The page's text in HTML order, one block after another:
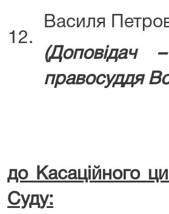
12.
Василя
(Доповідач
правосуддя
до Касаційного
Суду: